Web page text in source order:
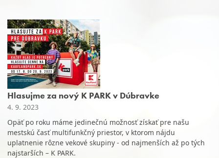
Hlasujme za nový K PARK v Dúbravke
4. 9. 2023
Opäť po roku máme jedinečnú možnosť získať pre našu
mestskú časť multifunkčný priestor, v ktorom nájdu
uplatnenie rôzne vekové skupiny - od najmenších až po tých
najstarších – K PARK.